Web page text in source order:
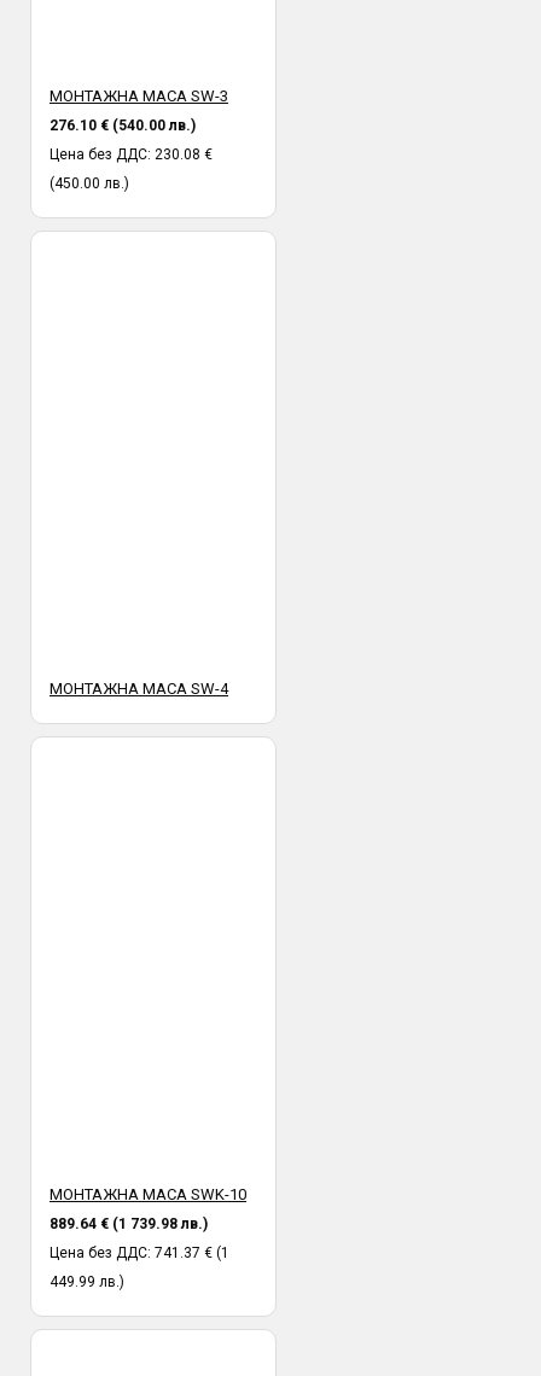
МОНТАЖНА МАСА SW-3
276.10 € (540.00 лв.)
Цена без ДДС: 230.08 €
(450.00 лв.)
МОНТАЖНА МАСА SW-4
МОНТАЖНА МАСА SWK-10
889.64 € (1 739.98 лв.)
Цена без ДДС: 741.37 € (1
449.99 лв.)